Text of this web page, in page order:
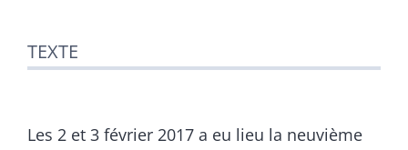
Citer cet article
Auteurs
TEXTE
Les 2 et 3 février 2017 a eu lieu la neuvième